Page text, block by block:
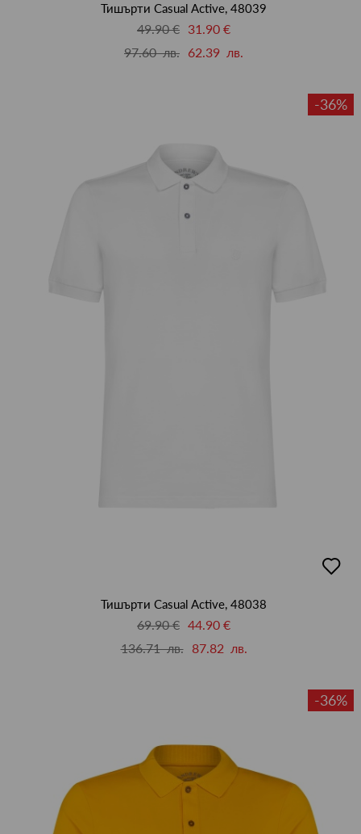
Тишърти Casual Active, 48039
49.90 € 31.90 €
97.60 лв. 62.39 лв.
-36%
в
Тишърти Casual Active, 48038
69.90 € 44.90 €
136.71 лв.
87.82 лв.
-36%